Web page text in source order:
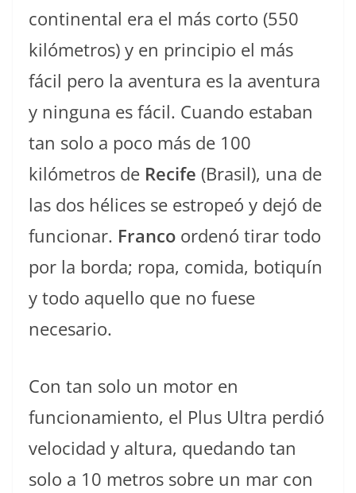
continental era el más corto (550
kilómetros) y en principio el más
fácil pero la aventura es la aventura
y ninguna es fácil. Cuando estaban
tan solo a poco más de 100
kilómetros de Recife (Brasil), una de
las dos hélices se estropeó y dejó de
funcionar. Franco ordenó tirar todo
por la borda; ropa, comida, botiquín
y todo aquello que no fuese
necesario.
Con tan solo un motor en
funcionamiento, el Plus Ultra perdió
velocidad y altura, quedando tan
solo a 10 metros sobre un mar con